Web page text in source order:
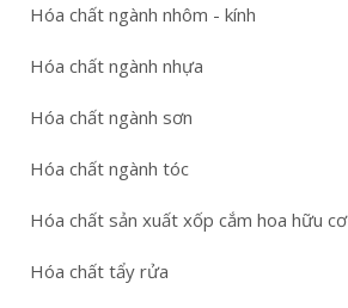
Hóa chất ngành nhôm - kính
Hóa chất ngành nhựa
Hóa chất ngành sơn
Hóa chất ngành tóc
Hóa chất sản xuất xốp cắm hoa hữu cơ
Hóa chất tẩy rửa